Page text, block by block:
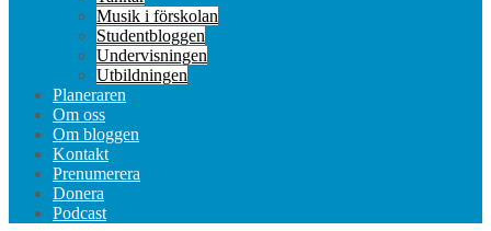
Musik i förskolan
Studentbloggen
Undervisningen
Utbildningen
Planeraren
Om oss
Om bloggen
Kontakt
Prenumerera
Donera
Podcast